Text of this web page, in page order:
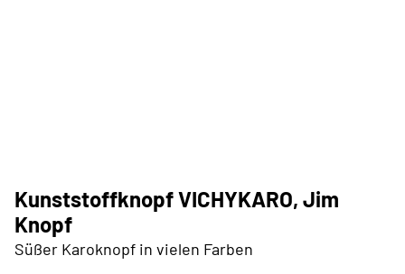
Kunststoffknopf VICHYKARO, Jim
Knopf
Süßer Karoknopf in vielen Farben